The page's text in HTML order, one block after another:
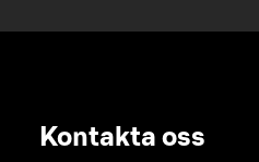
Kontakta oss